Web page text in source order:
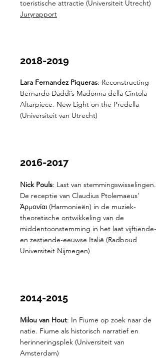
toeristische attractie (Universiteit Utrecht)
Juryrapport
2018-2019
Lara Fernandez Piqueras: Reconstructing
Bernardo Daddi’s Madonna della Cintola
Altarpiece. New Light on the Predella
(Universiteit van Utrecht)
2016-2017
Nick Pouls: Last van stemmingswisselingen.
De receptie van Claudius Ptolemaeus’
Άρμονίαι (Harmonieën) in de muziek-
theoretische ontwikkeling van de
middentoonstemming in het laat vijftiende-
en zestiende-eeuwse Italië (Radboud
Universiteit Nijmegen)
2014-2015
Milou van Hout: In Fiume op zoek naar de
natie. Fiume als historisch narratief en
herinneringsplek (Universiteit van
Amsterdam)